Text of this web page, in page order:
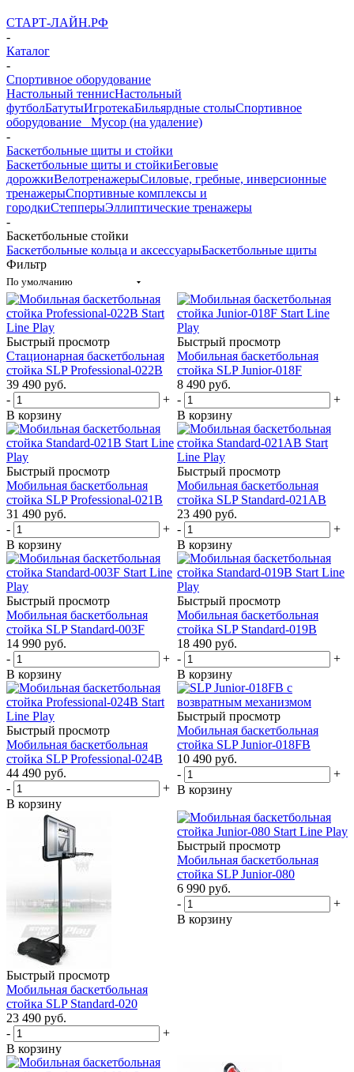
СТАРТ-ЛАЙН.РФ
-
Каталог
-
Спортивное оборудование
Настольный теннисНастольный
футболБатутыИгротекаБильярдные столыСпортивное
оборудование _ Мусор (на удаление)
-
Баскетбольные щиты и стойки
Баскетбольные щиты и стойкиБеговые
дорожкиВелотренажерыСиловые, гребные, инверсионные
тренажерыСпортивные комплексы и
городкиСтепперыЭллиптические тренажеры
-
Баскетбольные стойки
Баскетбольные кольца и аксессуарыБаскетбольные щиты
Фильтр
По умолчанию
Быстрый просмотр
Стационарная баскетбольная
стойка SLP Professional-022B
39 490 руб.
-
+
В корзину
Быстрый просмотр
Мобильная баскетбольная
стойка SLP Junior-018F
8 490 руб.
-
+
В корзину
Быстрый просмотр
Мобильная баскетбольная
стойка SLP Professional-021B
31 490 руб.
-
+
В корзину
Быстрый просмотр
Мобильная баскетбольная
стойка SLP Standard-021AB
23 490 руб.
-
+
В корзину
Быстрый просмотр
Мобильная баскетбольная
стойка SLP Standard-003F
14 990 руб.
-
+
В корзину
Быстрый просмотр
Мобильная баскетбольная
стойка SLP Standard-019B
18 490 руб.
-
+
В корзину
Быстрый просмотр
Мобильная баскетбольная
стойка SLP Professional-024B
44 490 руб.
-
+
В корзину
Быстрый просмотр
Мобильная баскетбольная
стойка SLP Junior-018FB
10 490 руб.
-
+
В корзину
Быстрый просмотр
Мобильная баскетбольная
стойка SLP Standard-020
23 490 руб.
-
+
В корзину
Быстрый просмотр
Мобильная баскетбольная
стойка SLP Junior-080
6 990 руб.
-
+
В корзину